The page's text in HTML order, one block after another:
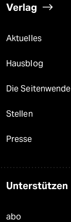
Verlag
Aktuelles
Hausblog
Die Seitenwende
Stellen
Presse
Unterstützen
abo